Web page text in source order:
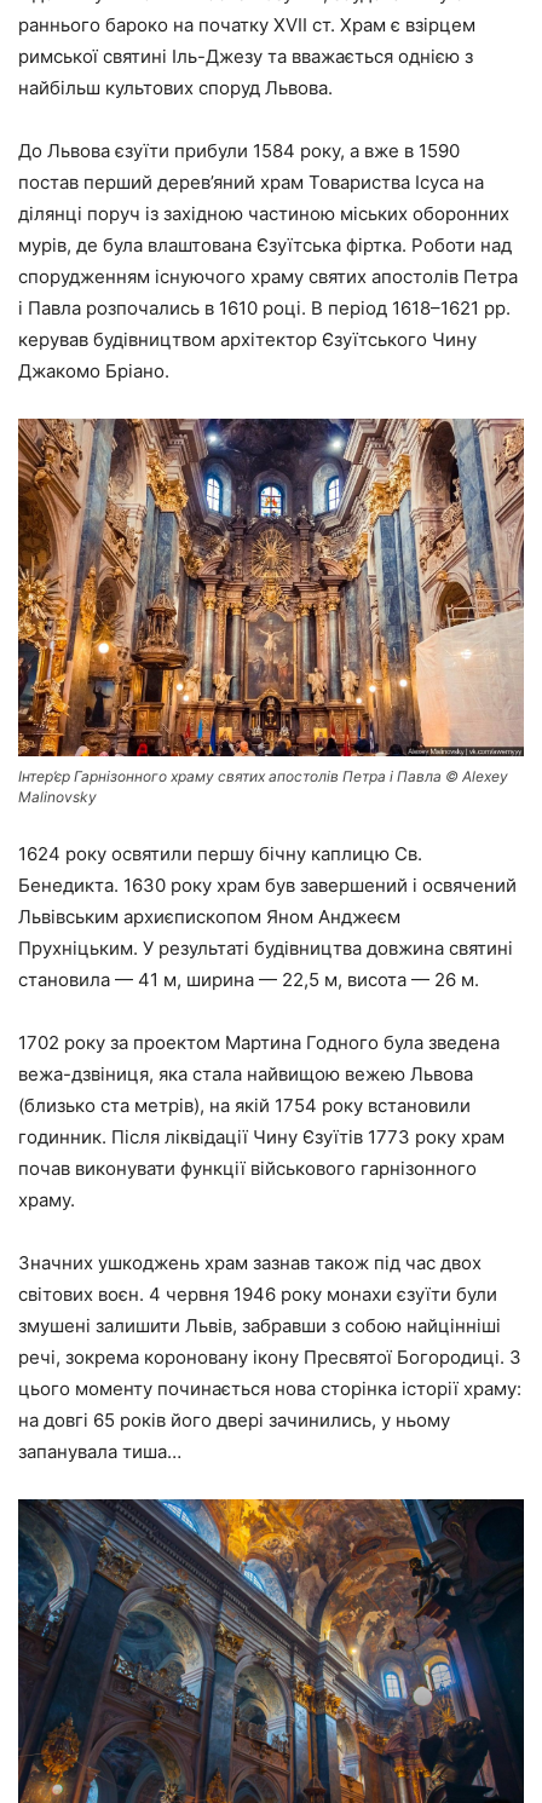
раннього бароко на початку XVII ст. Храм є взірцем
римської святині Іль-Джезу та вважається однією з
найбільш культових споруд Львова.
До Львова єзуїти прибули 1584 року, а вже в 1590
постав перший дерев’яний храм Товариства Ісуса на
ділянці поруч із західною частиною міських оборонних
мурів, де була влаштована Єзуїтська фіртка. Роботи над
спорудженням існуючого храму святих апостолів Петра
і Павла розпочались в 1610 році. В період 1618–1621 рр.
керував будівництвом архітектор Єзуїтського Чину
Джакомо Бріано.
Інтер’єр Гарнізонного храму святих апостолів Петра і Павла © Alexey
Malinovsky
1624 року освятили першу бічну каплицю Св.
Бенедикта. 1630 року храм був завершений і освячений
Львівським архиєпископом Яном Анджеєм
Прухніцьким. У результаті будівництва довжина святині
становила — 41 м, ширина — 22,5 м, висота — 26 м.
1702 року за проектом Мартина Годного була зведена
вежа-дзвіниця, яка стала найвищою вежею Львова
(близько ста метрів), на якій 1754 року встановили
годинник. Після ліквідації Чину Єзуїтів 1773 року храм
почав виконувати функції військового гарнізонного
храму.
Значних ушкоджень храм зазнав також під час двох
світових воєн. 4 червня 1946 року монахи єзуїти були
змушені залишити Львів, забравши з собою найцінніші
речі, зокрема короновану ікону Пресвятої Богородиці. З
цього моменту починається нова сторінка історії храму:
на довгі 65 років його двері зачинились, у ньому
запанувала тиша…